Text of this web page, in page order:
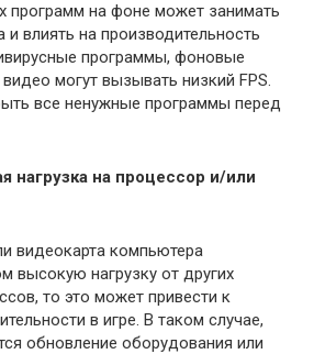
программ на фоне может занимать
влиять на производительность
программы, фоновые
видео могут вызывать низкий FPS.
все ненужные программы перед
нагрузка на процессор и/или
видеокарта компьютера
высокую нагрузку от других
то это может привести к
в игре. В таком случае,
обновление оборудования или